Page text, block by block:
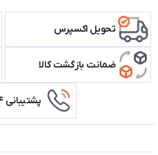
تحویل اکسپرس
ضمانت بازگشت کالا
پشتیبانی ۲۴ ساعته